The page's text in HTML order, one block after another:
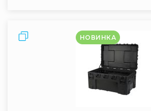
Порівняти НОВИНКА